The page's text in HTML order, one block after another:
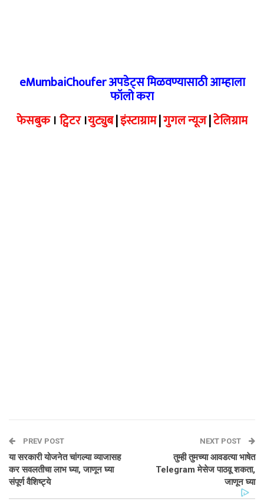
eMumbaiChoufer अपडेट्स मिळवण्यासाठी आम्हाला
फॉलो करा
फेसबुक।ट्विटर।युट्युब|इंस्टाग्राम|गुगल न्यूज|टेलिग्राम
PREV POST
या सरकारी योजनेत चांगल्या व्याजासह
कर सवलतीचा लाभ घ्या, जाणून घ्या
संपूर्ण वैशिष्ट्ये
NEXT POST
तुम्ही तुमच्या आवडत्या भाषेत
Telegram मेसेज पाठवू शकता,
जाणून घ्या